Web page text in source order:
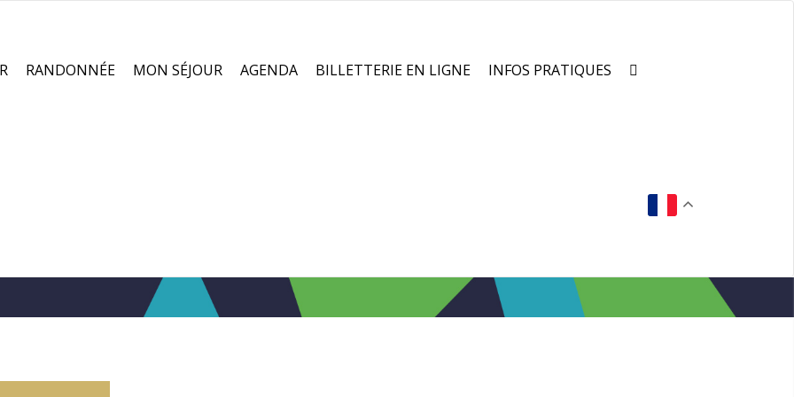
RANDONNÉE MON SÉJOUR AGENDA BILLETTERIE EN LIGNE INFOS PRATIQUES